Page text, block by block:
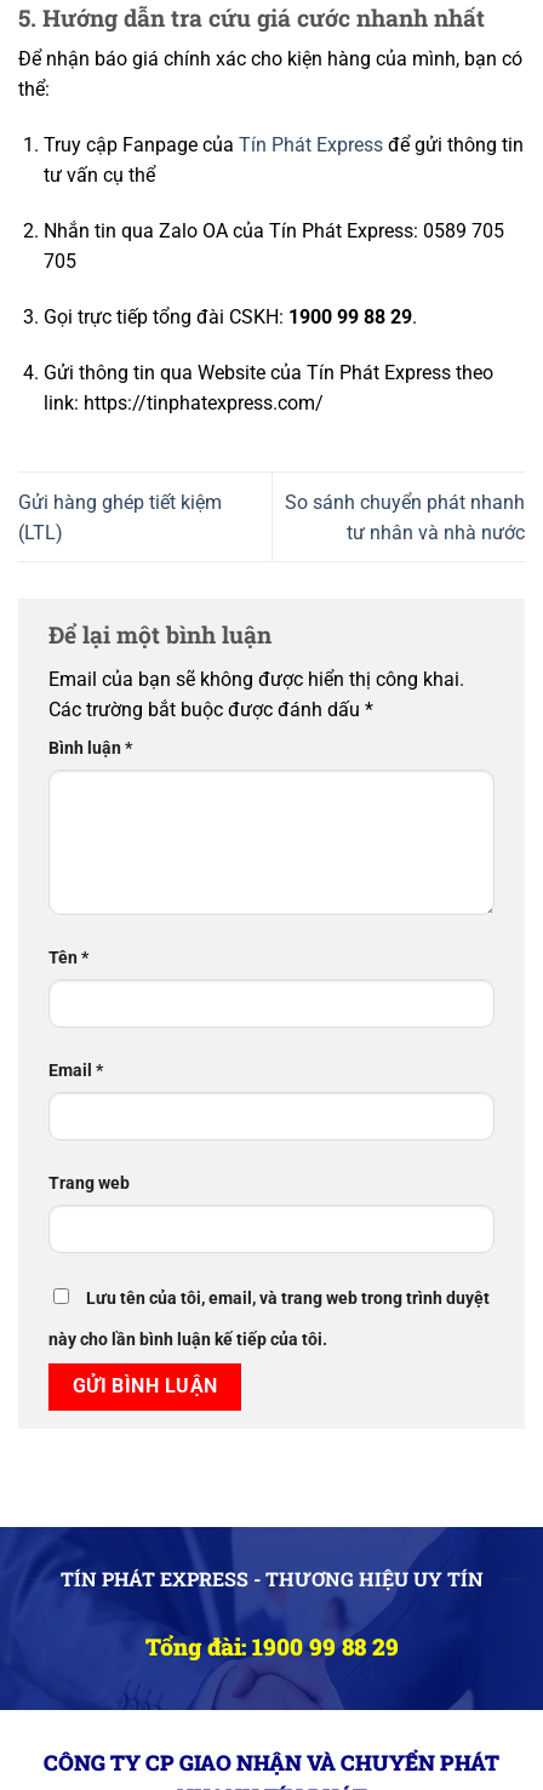
5. Hướng dẫn tra cứu giá cước nhanh nhất
Để nhận báo giá chính xác cho kiện hàng của mình, bạn có
thể:
Truy cập Fanpage của Tín Phát Expressđể gửi thông tin
tư vấn cụ thể
Nhắn tin qua Zalo OA của Tín Phát Express: 0589 705
705
Gọi trực tiếp tổng đài CSKH: 1900 99 88 29.
Gửi thông tin qua Website của Tín Phát Express theo
link: https://tinphatexpress.com/
Gửi hàng ghép tiết kiệm
(LTL)
So sánh chuyển phát nhanh
tư nhân và nhà nước
Để lại một bình luận
Email của bạn sẽ không được hiển thị công khai.
Các trường bắt buộc được đánh dấu *
Bình luận*
Tên*
Email *
Trang web
Lưu tên của tôi, email, và trang web trong trình duyệt
này cho lần bình luận kế tiếp của tôi.
TÍN PHÁT EXPRESS - THƯƠNG HIỆU UY TÍN
Tổng đài: 1900 99 88 29
CÔNG TY CP GIAO NHẬN VÀ CHUYỂN PHÁT